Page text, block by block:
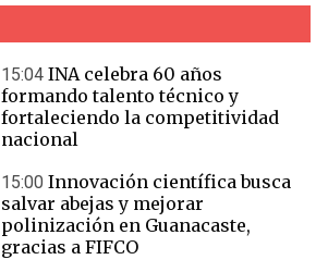
15:04 INA celebra 60 años
formando talento técnico y
fortaleciendo la competitividad
nacional
15:00 Innovación científica busca
salvar abejas y mejorar
polinización en Guanacaste,
gracias a FIFCO